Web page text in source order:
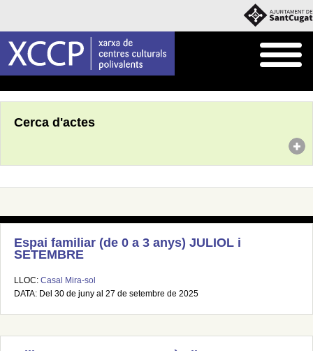
Cerca d'actes
Espai familiar (de 0 a 3 anys) JULIOL i
SETEMBRE
LLOC: Casal Mira-sol
DATA: Del 30 de juny al 27 de setembre de 2025